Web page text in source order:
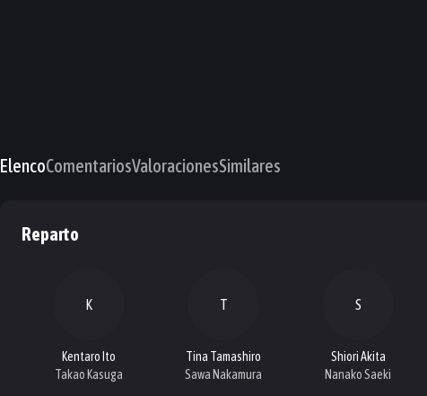
ElencoComentariosValoracionesSimilares
Reparto
K
Kentaro Ito
Takao Kasuga
T
Tina Tamashiro
Sawa Nakamura
S
Shiori Akita
Nanako Saeki